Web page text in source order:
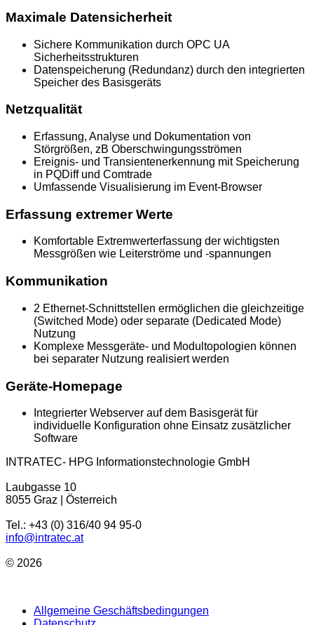
Maximale Datensicherheit
Sichere Kommunikation durch OPC UA
Sicherheitsstrukturen
Datenspeicherung (Redundanz) durch den integrierten
Speicher des Basisgeräts
Netzqualität
Erfassung, Analyse und Dokumentation von
Störgrößen, zB Oberschwingungsströmen
Ereignis- und Transientenerkennung mit Speicherung
in PQDiff und Comtrade
Umfassende Visualisierung im Event-Browser
Erfassung extremer Werte
Komfortable Extremwerterfassung der wichtigsten
Messgrößen wie Leiterströme und -spannungen
Kommunikation
2 Ethernet-Schnittstellen ermöglichen die gleichzeitige
(Switched Mode) oder separate (Dedicated Mode)
Nutzung
Komplexe Messgeräte- und Modultopologien können
bei separater Nutzung realisiert werden
Geräte-Homepage
Integrierter Webserver auf dem Basisgerät für
individuelle Konfiguration ohne Einsatz zusätzlicher
Software
INTRATEC- HPG Informationstechnologie GmbH
Laubgasse 10
8055 Graz | Österreich
Tel.: +43 (0) 316/40 94 95-0
info@intratec.at
© 2026
Allgemeine Geschäftsbedingungen